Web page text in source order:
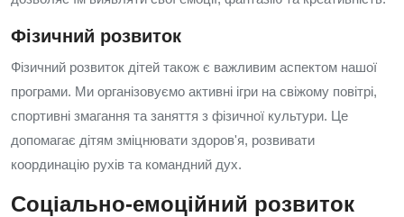
Фізичний розвиток
Фізичний розвиток дітей також є важливим аспектом нашої
програми. Ми організовуємо активні ігри на свіжому повітрі,
спортивні змагання та заняття з фізичної культури. Це
допомагає дітям зміцнювати здоров'я, розвивати
координацію рухів та командний дух.
Соціально-емоційний розвиток